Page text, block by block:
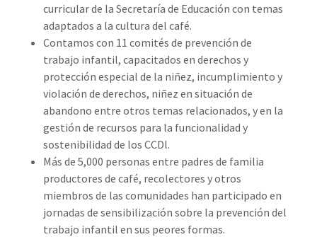
curricular de la Secretaría de Educación con temas
adaptados a la cultura del café.
Contamos con 11 comités de prevención de
trabajo infantil, capacitados en derechos y
protección especial de la niñez, incumplimiento y
violación de derechos, niñez en situación de
abandono entre otros temas relacionados, y en la
gestión de recursos para la funcionalidad y
sostenibilidad de los CCDl.
Más de 5,000 personas entre padres de familia
productores de café, recolectores y otros
miembros de las comunidades han participado en
jornadas de sensibilización sobre la prevención del
trabajo infantil en sus peores formas.